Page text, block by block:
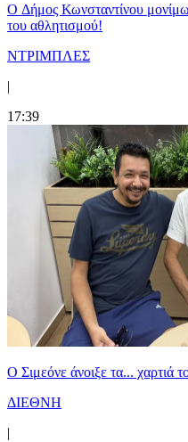
O Δήμος Κωνσταντίνου
του αθλητισμού!
ΝΤΡΙΜΠΛΕΣ
|
17:39
Ο Σιμεόνε άνοιξε τα... χαρτιά
ΔΙΕΘΝΗ
|